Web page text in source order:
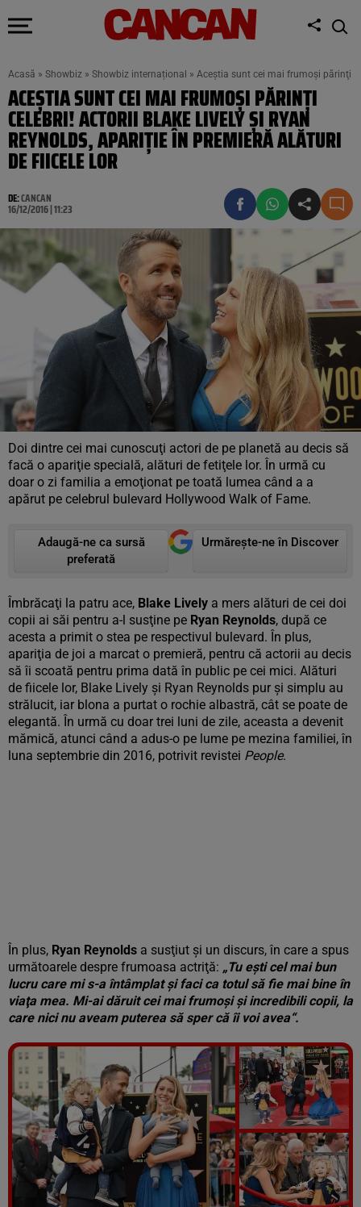
Acasă » Showbiz » Showbiz internațional » Aceştia sunt cei mai frumoşi părinţi
ACEŞTIA SUNT CEI MAI FRUMOŞI PĂRINŢI
CELEBRI! ACTORII BLAKE LIVELY ŞI RYAN
REYNOLDS, APARIŢIE ÎN PREMIERĂ ALĂTURI
DE FIICELE LOR
DE:CANCAN
16/12/2016 | 11:23
Doi dintre cei mai cunoscuţi actori de pe planetă au decis să
facă o apariţie specială, alături de fetiţele lor. În urmă cu
doar o zi familia a emoţionat pe toată lumea când a a
apărut pe celebrul bulevard Hollywood Walk of Fame.
Adaugă-ne ca sursă
preferată
Urmărește-ne în Discover
Îmbrăcaţi la patru ace, Blake Lively a mers alături de cei doi
copii ai săi pentru a-l susţine pe Ryan Reynolds, după ce
acesta a primit o stea pe respectivul bulevard. În plus,
apariţia de joi a marcat o premieră, pentru că actorii au decis
să îi scoată pentru prima dată în public pe cei mici. Alături
de fiicele lor, Blake Lively şi Ryan Reynolds pur şi simplu au
strălucit, iar blona a purtat o rochie albastră, cât se poate de
elegantă. În urmă cu doar trei luni de zile, aceasta a devenit
mămică, atunci când a adus-o pe lume pe mezina familiei, în
luna septembrie din 2016, potrivit revistei People.
În plus, Ryan Reynolds a susţiut şi un discurs, în care a spus
următoarele despre frumoasa actriţă: „Tu eşti cel mai bun
lucru care mi s-a întâmplat şi faci ca totul să fie mai bine în
viaţa mea. Mi-ai dăruit cei mai frumoşi şi incredibili copii, la
care nici nu aveam puterea să sper că îi voi avea“.